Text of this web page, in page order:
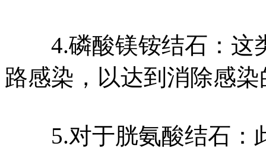
4.磷酸镁铵结石：这
路感染，以达到消除感
5.对于胱氨酸结石：